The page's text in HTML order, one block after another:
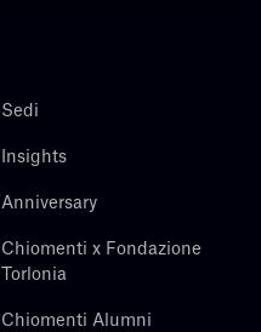
Sedi
Insights
Anniversary
Chiomenti x Fondazione
Torlonia
Chiomenti Alumni